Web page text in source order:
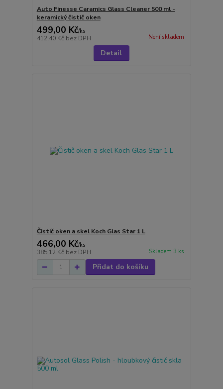
Auto Finesse Caramics Glass Cleaner 500 ml -
keramický čistič oken
499,00 Kč/ks
412,40 Kč bez DPH Není skladem
Detail
Čistič oken a skel Koch Glas Star 1 L
466,00 Kč/ks
385,12 Kč bez DPH Skladem 3 ks
Přidat do košíku